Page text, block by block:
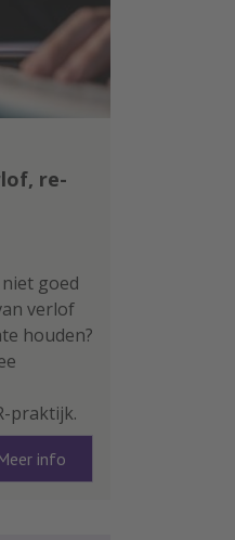
re-
goed
verlof
houden?
praktijk.
info